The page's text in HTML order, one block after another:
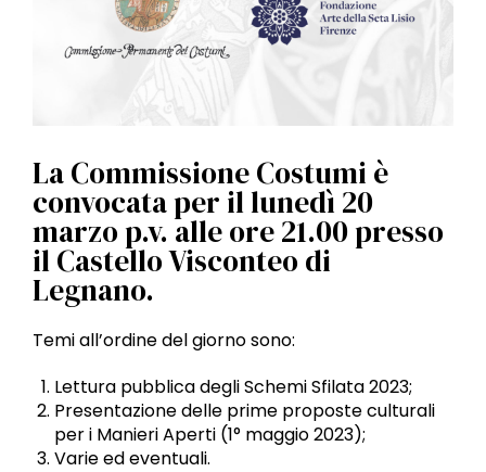
La Commissione Costumi è
convocata per il lunedì 20
marzo p.v. alle ore 21.00 presso
il Castello Visconteo di
Legnano.
Temi all’ordine del giorno sono:
Lettura pubblica degli Schemi Sfilata 2023;
Presentazione delle prime proposte culturali
per i Manieri Aperti (1° maggio 2023);
Varie ed eventuali.